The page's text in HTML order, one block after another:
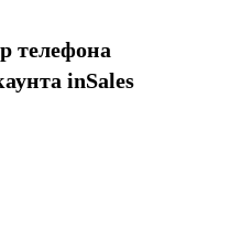
телефона
inSales